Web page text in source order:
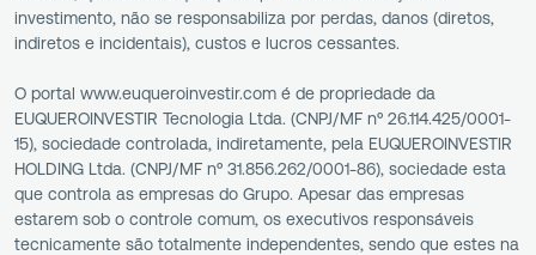
investimento, não se responsabiliza por perdas, danos (diretos,
indiretos e incidentais), custos e lucros cessantes.
O portal www.euqueroinvestir.com é de propriedade da
EUQUEROINVESTIR Tecnologia Ltda. (CNPJ/MF nº 26.114.425/0001-
15), sociedade controlada, indiretamente, pela EUQUEROINVESTIR
HOLDING Ltda. (CNPJ/MF nº 31.856.262/0001-86), sociedade esta
que controla as empresas do Grupo. Apesar das empresas
estarem sob o controle comum, os executivos responsáveis
tecnicamente são totalmente independentes, sendo que estes na